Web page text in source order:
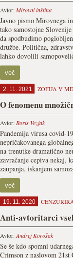
Avtor:Mirovni inštitut
Javno pismo Mirovnega
tako samostojne
da spodbudimo
družbe. Politična,
lahko dovolili
več
2. 11. 2021 ZOFIJA V
O fenomenu
Avtor: Boris Vezjak
Pandemija virusa covid-
nepričakovanega
na trenutke dramatično
zavračanje cepiva nekaj,
zaupanja, iskanjem
več
19. 11. 2020
Anti-avtoritarci
Avtor:Andrej Korošak
Se še kdo spomni
Crimson z naslovom 21st